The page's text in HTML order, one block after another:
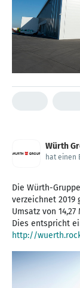
Würth
hat einen
Die Würth-
verzeichnet 2019
Umsatz von
Dies entspricht
http://